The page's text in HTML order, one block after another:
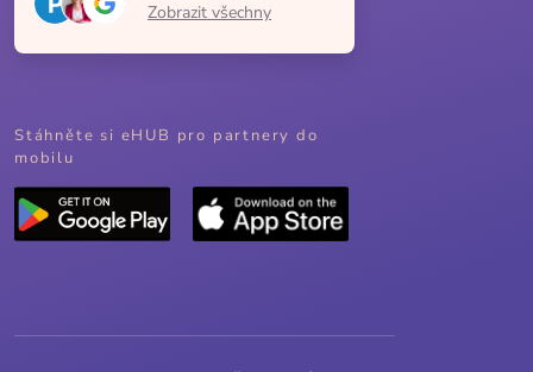
Zobrazit všechny
Stáhněte si eHUB pro partnery do
mobilu